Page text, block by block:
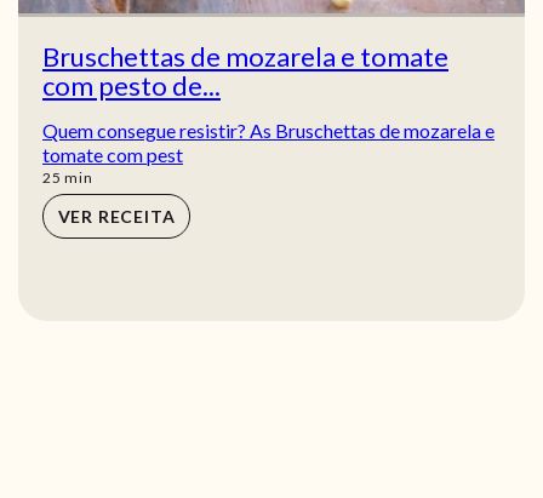
Bruschettas de mozarela e tomate
com pesto de...
Quem consegue resistir? As Bruschettas de mozarela e
tomate com pest
25 min
min
VER RECEITA